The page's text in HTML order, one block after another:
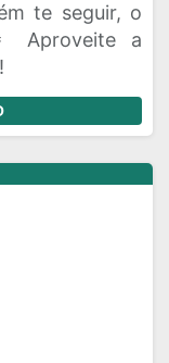
te seguir, o
Aproveite a